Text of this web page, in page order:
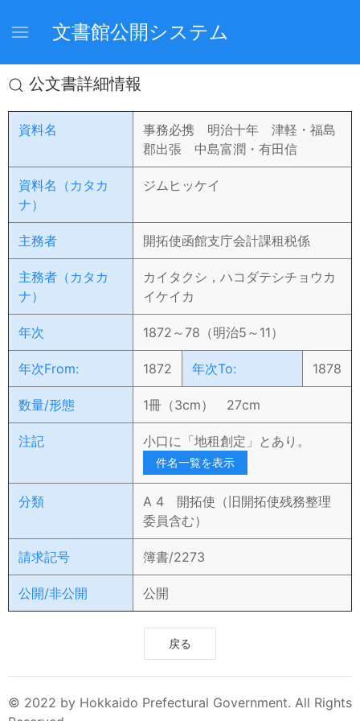
文書館公開システム
公文書詳細情報
資料名
事務必携 明治十年 津軽・福島
郡出張 中島富潤・有田信
資料名（カタカ
ナ）
ジムヒッケイ
主務者 開拓使函館支庁会計課租税係
主務者（カタカ
ナ）
カイタクシ，ハコダテシチョウカ
イケイカ
年次 1872～78（明治5～11）
年次From: 1872 年次To: 1878
数量/形態 1冊（3cm） 27cm
注記 小口に「地租創定」とあり。
件名一覧を表示
分類
A 4 開拓使（旧開拓使残務整理
委員含む）
請求記号 簿書/2273
公開/非公開 公開
戻る
© 2022 by Hokkaido Prefectural Government. All Rights